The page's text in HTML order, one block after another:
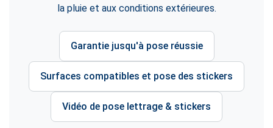
la pluie et aux conditions extérieures.
Garantie jusqu'à pose réussie
Surfaces compatibles et pose des stickers
Vidéo de pose lettrage & stickers